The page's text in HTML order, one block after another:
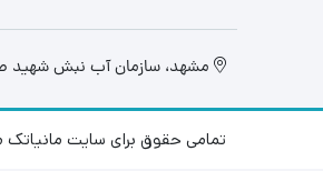
مشهد، سازمان آب نبش شهید صادقی 19 مقابل مجتمع کامپیوتر تابان،
تمامی حقوق برای سایت